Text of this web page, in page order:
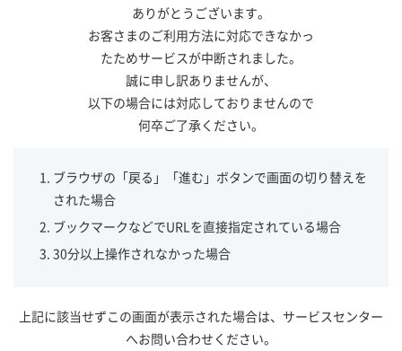
ありがとうございます。
お客さまのご利用方法に対応できなかっ
たためサービスが中断されました。
誠に申し訳ありませんが、
以下の場合には対応しておりませんので
何卒ご了承ください。
ブラウザの「戻る」「進む」ボタンで画面の切り替えを
された場合
ブックマークなどでURLを直接指定されている場合
30分以上操作されなかった場合
上記に該当せずこの画面が表示された場合は、サービスセンター
へお問い合わせください。